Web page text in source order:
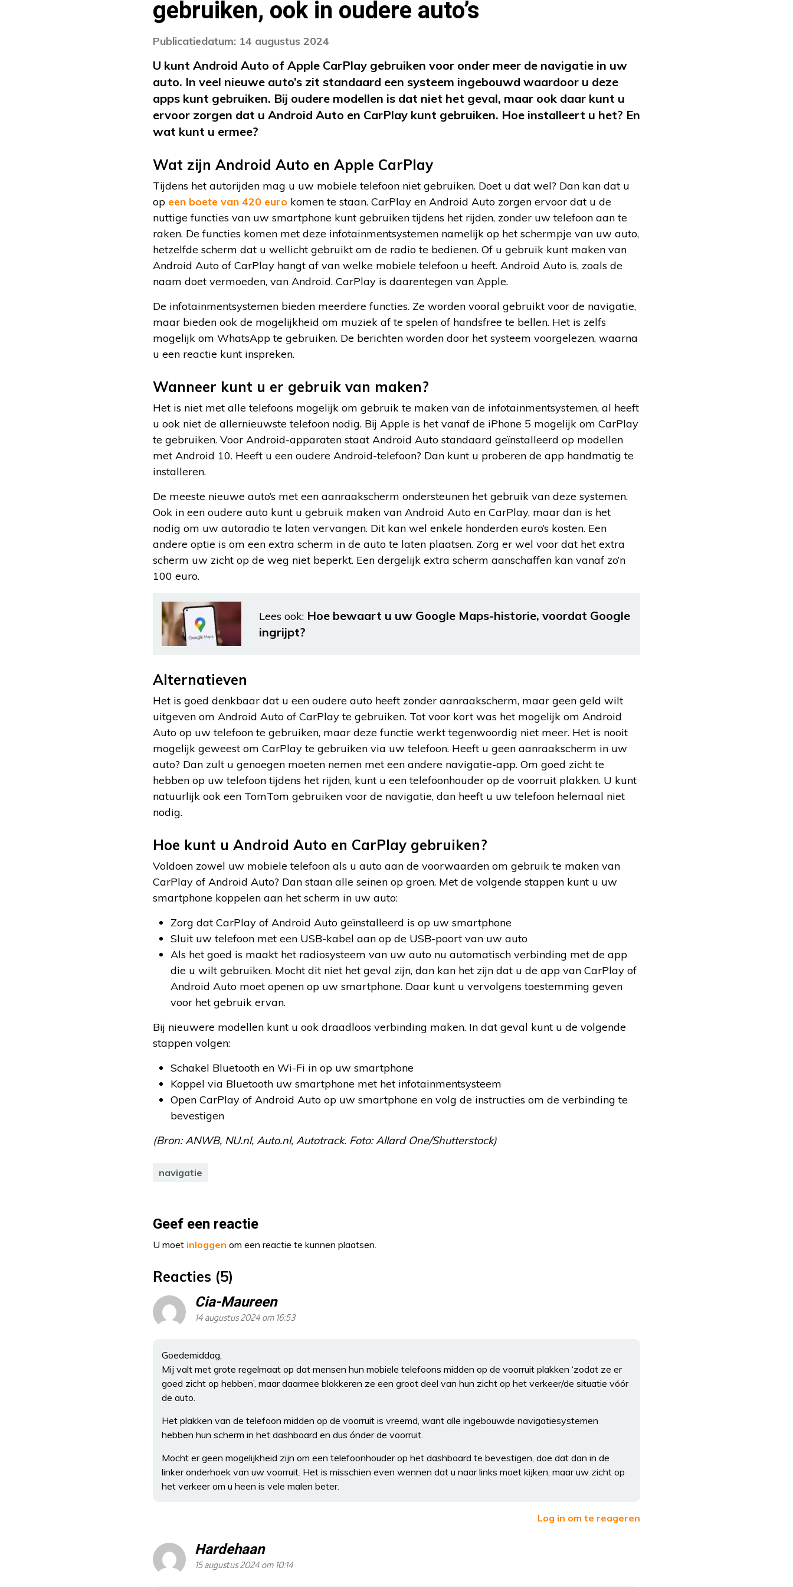
gebruiken, ook in oudere auto’s
Publicatiedatum: 14 augustus 2024
U kunt Android Auto of Apple CarPlay gebruiken voor onder meer de navigatie in uw
auto. In veel nieuwe auto’s zit standaard een systeem ingebouwd waardoor u deze
apps kunt gebruiken. Bij oudere modellen is dat niet het geval, maar ook daar kunt u
ervoor zorgen dat u Android Auto en CarPlay kunt gebruiken. Hoe installeert u het? En
wat kunt u ermee?
Wat zijn Android Auto en Apple CarPlay
Tijdens het autorijden mag u uw mobiele telefoon niet gebruiken. Doet u dat wel? Dan kan dat u
op een boete van 420 euro komen te staan. CarPlay en Android Auto zorgen ervoor dat u de
nuttige functies van uw smartphone kunt gebruiken tijdens het rijden, zonder uw telefoon aan te
raken. De functies komen met deze infotainmentsystemen namelijk op het schermpje van uw auto,
hetzelfde scherm dat u wellicht gebruikt om de radio te bedienen. Of u gebruik kunt maken van
Android Auto of CarPlay hangt af van welke mobiele telefoon u heeft. Android Auto is, zoals de
naam doet vermoeden, van Android. CarPlay is daarentegen van Apple.
De infotainmentsystemen bieden meerdere functies. Ze worden vooral gebruikt voor de navigatie,
maar bieden ook de mogelijkheid om muziek af te spelen of handsfree te bellen. Het is zelfs
mogelijk om WhatsApp te gebruiken. De berichten worden door het systeem voorgelezen, waarna
u een reactie kunt inspreken.
Wanneer kunt u er gebruik van maken?
Het is niet met alle telefoons mogelijk om gebruik te maken van de infotainmentsystemen, al heeft
u ook niet de allernieuwste telefoon nodig. Bij Apple is het vanaf de iPhone 5 mogelijk om CarPlay
te gebruiken. Voor Android-apparaten staat Android Auto standaard geïnstalleerd op modellen
met Android 10. Heeft u een oudere Android-telefoon? Dan kunt u proberen de app handmatig te
installeren.
De meeste nieuwe auto’s met een aanraakscherm ondersteunen het gebruik van deze systemen.
Ook in een oudere auto kunt u gebruik maken van Android Auto en CarPlay, maar dan is het
nodig om uw autoradio te laten vervangen. Dit kan wel enkele honderden euro’s kosten. Een
andere optie is om een extra scherm in de auto te laten plaatsen. Zorg er wel voor dat het extra
scherm uw zicht op de weg niet beperkt. Een dergelijk extra scherm aanschaffen kan vanaf zo’n
100 euro.
Lees ook: Hoe bewaart u uw Google Maps-historie, voordat Google
ingrijpt?
Alternatieven
Het is goed denkbaar dat u een oudere auto heeft zonder aanraakscherm, maar geen geld wilt
uitgeven om Android Auto of CarPlay te gebruiken. Tot voor kort was het mogelijk om Android
Auto op uw telefoon te gebruiken, maar deze functie werkt tegenwoordig niet meer. Het is nooit
mogelijk geweest om CarPlay te gebruiken via uw telefoon. Heeft u geen aanraakscherm in uw
auto? Dan zult u genoegen moeten nemen met een andere navigatie-app. Om goed zicht te
hebben op uw telefoon tijdens het rijden, kunt u een telefoonhouder op de voorruit plakken. U kunt
natuurlijk ook een TomTom gebruiken voor de navigatie, dan heeft u uw telefoon helemaal niet
nodig.
Hoe kunt u Android Auto en CarPlay gebruiken?
Voldoen zowel uw mobiele telefoon als u auto aan de voorwaarden om gebruik te maken van
CarPlay of Android Auto? Dan staan alle seinen op groen. Met de volgende stappen kunt u uw
smartphone koppelen aan het scherm in uw auto:
Zorg dat CarPlay of Android Auto geïnstalleerd is op uw smartphone
Sluit uw telefoon met een USB-kabel aan op de USB-poort van uw auto
Als het goed is maakt het radiosysteem van uw auto nu automatisch verbinding met de app
die u wilt gebruiken. Mocht dit niet het geval zijn, dan kan het zijn dat u de app van CarPlay of
Android Auto moet openen op uw smartphone. Daar kunt u vervolgens toestemming geven
voor het gebruik ervan.
Bij nieuwere modellen kunt u ook draadloos verbinding maken. In dat geval kunt u de volgende
stappen volgen:
Schakel Bluetooth en Wi-Fi in op uw smartphone
Koppel via Bluetooth uw smartphone met het infotainmentsysteem
Open CarPlay of Android Auto op uw smartphone en volg de instructies om de verbinding te
bevestigen
(Bron: ANWB, NU.nl, Auto.nl, Autotrack. Foto: Allard One/Shutterstock)
navigatie
Geef een reactie
U moet inloggen om een reactie te kunnen plaatsen.
Reacties (5)
Cia-Maureen
14 augustus 2024 om 16:53
Goedemiddag,
Mij valt met grote regelmaat op dat mensen hun mobiele telefoons midden op de voorruit plakken ‘zodat ze er
goed zicht op hebben’, maar daarmee blokkeren ze een groot deel van hun zicht op het verkeer/de situatie vóór
de auto.
Het plakken van de telefoon midden op de voorruit is vreemd, want alle ingebouwde navigatiesystemen
hebben hun scherm in het dashboard en dus ónder de voorruit.
Mocht er geen mogelijkheid zijn om een telefoonhouder op het dashboard te bevestigen, doe dat dan in de
linker onderhoek van uw voorruit. Het is misschien even wennen dat u naar links moet kijken, maar uw zicht op
het verkeer om u heen is vele malen beter.
Log in om te reageren
Hardehaan
15 augustus 2024 om 10:14